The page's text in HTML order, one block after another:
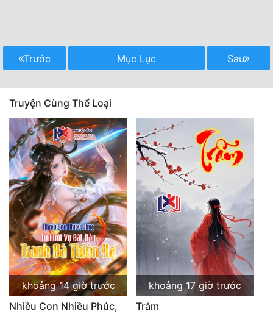
Trước Mục Lục Sau
Truyện Cùng Thể Loại
khoảng 14 giờ trước
Nhiều Con Nhiều Phúc,
khoảng 17 giờ trước
Trẫm